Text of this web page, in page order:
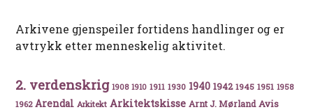
Arkivene gjenspeiler fortidens handlinger og er
avtrykk etter menneskelig aktivitet.
2. verdenskrig 1908 1910 1911 1930 1940 1942 1945 1951 1958
1962 Arendal Arkitekt Arkitektskisse Arnt J. Mørland Avis